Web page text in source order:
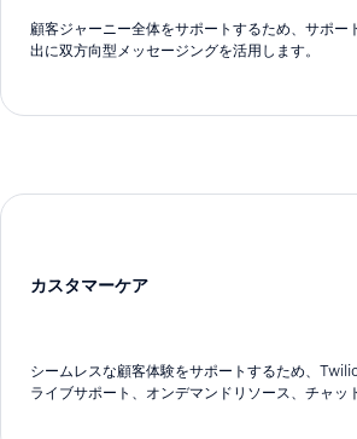
顧客ジャーニー全体をサポートするため、サポー
出に双方向型メッセージングを活用します。
カスタマーケア
シームレスな顧客体験をサポートするため、
ライブサポート、オンデマンドリソース、チャッ